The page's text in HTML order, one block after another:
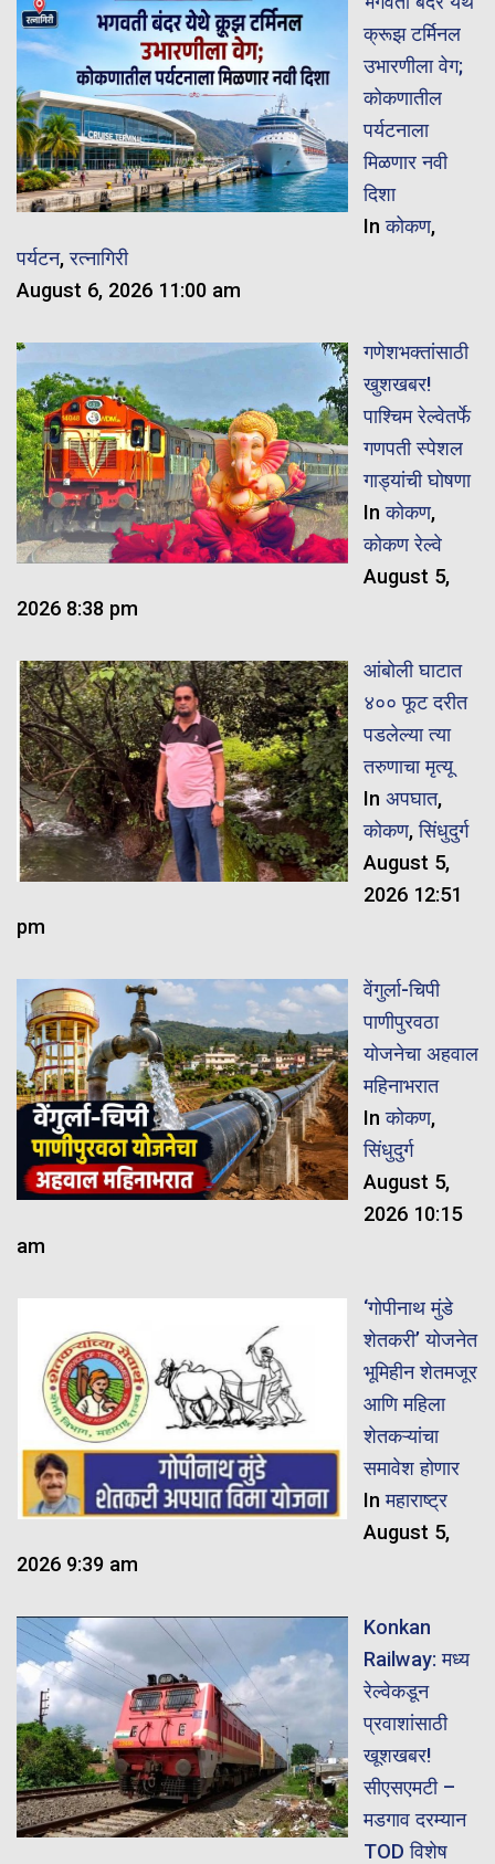
क्रूझ टर्मिनल
उभारणीला वेग;
कोकणातील
पर्यटनाला
मिळणार नवी
दिशा
Inकोकण,
पर्यटन,रत्नागिरी
August 6, 2026 11:00 am
गणेशभक्तांसाठी
खुशखबर!
पाश्चिम रेल्वेतर्फे
गणपती स्पेशल
गाड्यांची घोषणा
Inकोकण,
कोकण रेल्वे
August 5,
2026 8:38 pm
आंबोली घाटात
४०० फूट दरीत
पडलेल्या त्या
तरुणाचा मृत्यू
In अपघात,
कोकण,सिंधुदुर्ग
August 5,
2026 12:51
pm
वेंगुर्ला-चिपी
पाणीपुरवठा
योजनेचा अहवाल
महिनाभरात
Inकोकण,
सिंधुदुर्ग
August 5,
2026 10:15
am
‘गोपीनाथ मुंडे
शेतकरी’ योजनेत
भूमिहीन शेतमजूर
आणि महिला
शेतकऱ्यांचा
समावेश होणार
Inमहाराष्ट्र
August 5,
2026 9:39 am
Konkan
Railway: मध्य
रेल्वेकडून
प्रवाशांसाठी
खूशखबर!
सीएसएमटी –
मडगाव दरम्यान
TOD विशेष